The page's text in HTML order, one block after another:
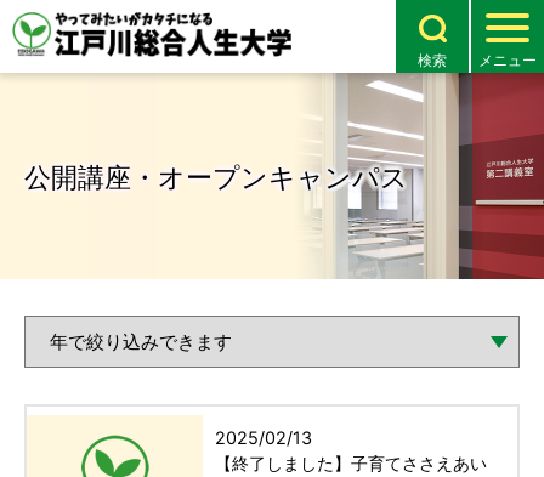
メニュー
検索
公開講座・オープンキャンパス
2025/02/13
【終了しました】子育てささえあい